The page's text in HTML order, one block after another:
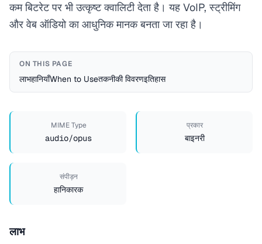
कम बिटरेट पर भी उत्कृष्ट क्वालिटी देता है। यह VoIP, स्ट्रीमिंग
और वेब ऑडियो का आधुनिक मानक बनता जा रहा है।
ON THIS PAGE
लाभहानियाँWhen to Useतकनीकी विवरणइतिहास
MIME Type
audio/opus
प्रकार
बाइनरी
संपीड़न
हानिकारक
लाभ